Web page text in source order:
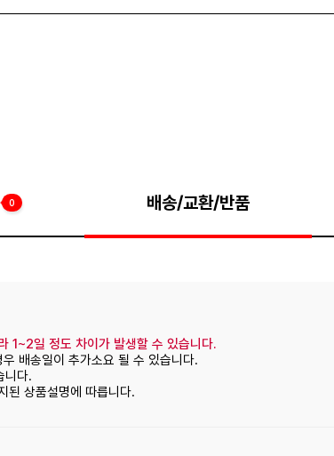
0 배송/교환/반품
1~2일 정도 차이가 발생할 수 있습니다.
배송일이 추가소요 될 수 있습니다.
니다.
된 상품설명에 따릅니다.